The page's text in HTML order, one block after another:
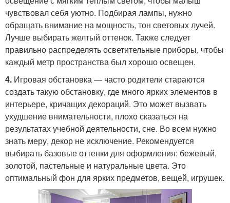
чувствовал себя уютно. Подбирая лампы, нужно
обращать внимание на мощность, тон световых лучей.
Лучше выбирать желтый оттенок. Также следует
правильно распределять осветительные приборы, чтобы
каждый метр пространства был хорошо освещен.
4. Игровая обстановка — часто родители стараются
создать такую обстановку, где много ярких элементов в
интерьере, кричащих декораций. Это может вызвать
ухудшение внимательности, плохо сказаться на
результатах учебной деятельности, сне. Во всем нужно
знать меру, декор не исключение. Рекомендуется
выбирать базовые оттенки для оформления: бежевый,
золотой, пастельные и натуральные цвета. Это
оптимальный фон для ярких предметов, вещей, игрушек.